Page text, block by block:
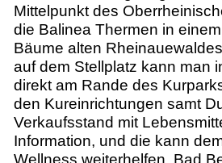
Mittelpunkt des
die Balinea Thermen in
Bäume alten
auf dem Stellplatz kann man
direkt am Rande des
den Kureinrichtungen samt
Verkaufsstand mit
Information, und die kann
Wellness weiterhelfen. Bad